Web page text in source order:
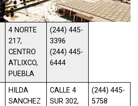
4 NORTE
217,
CENTRO
ATLIXCO,
PUEBLA
(244) 445-
3396
(244) 445-
6444
HILDA
SANCHEZ
CALLE 4
SUR 302,
(244) 445-
5758